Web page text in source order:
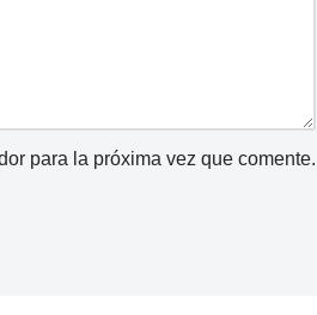
para la próxima vez que comente.